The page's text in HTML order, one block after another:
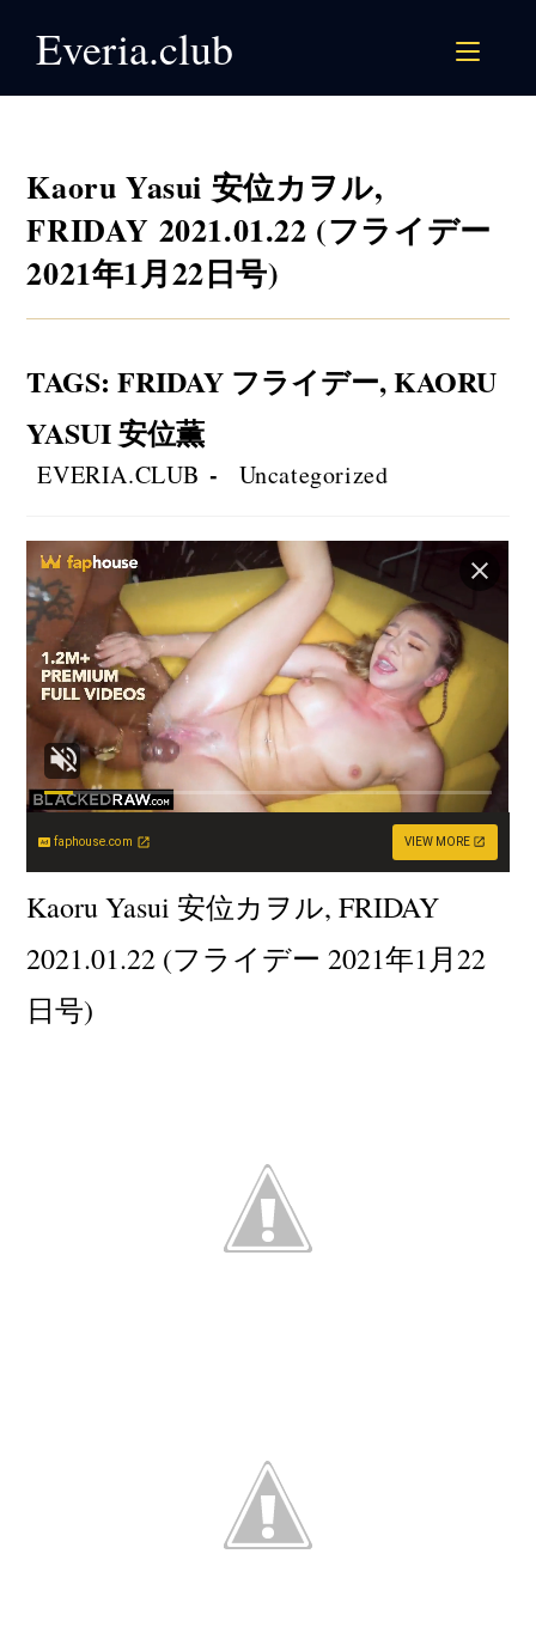
Everia.club
Kaoru Yasui 安位カヲル,
FRIDAY 2021.01.22 (フライデー
2021年1月22日号)
TAGS:FRIDAY フライデー,KAORU
YASUI 安位薫
Post
author:
EVERIA.CLUB
Post
category:
Uncategorized
faphouse.com VIEW MORE
Kaoru Yasui 安位カヲル, FRIDAY
2021.01.22 (フライデー 2021年1月22
日号)